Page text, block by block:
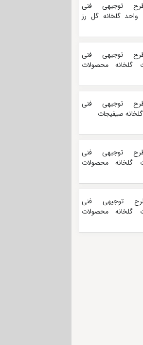
توجیهی فنی
واحد گلخانه گل رز
توجیهی فنی
گلخانه محصولات
توجیهی فنی
صیفیجات
توجیهی فنی
گلخانه محصولات
توجیهی فنی
گلخانه محصولات